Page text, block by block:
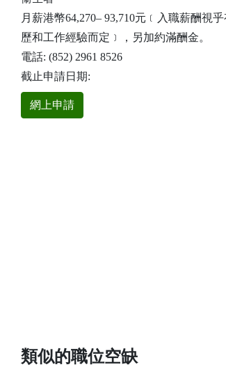
月薪港幣64,270– 93,710元﹝入職薪酬視
歷和工作經驗而定﹞，另加約滿酬金。
電話: (852) 2961 8526
截止申請日期:
網上申請
類似的職位空缺